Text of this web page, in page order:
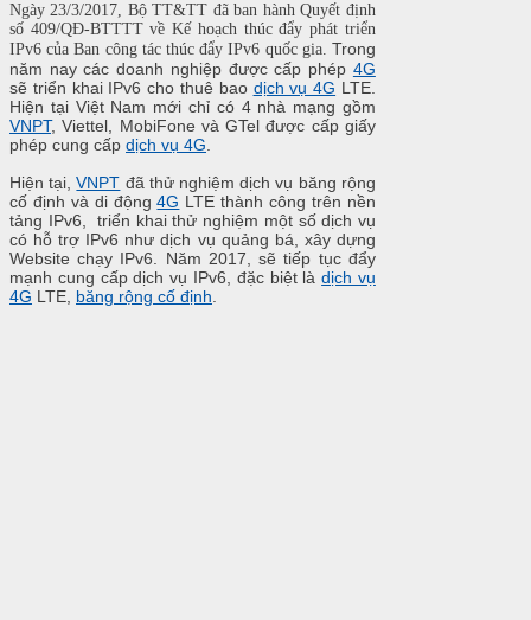
Ngày 23/3/2017, Bộ TT&TT đã ban hành Quyết định
số 409/QĐ-BTTTT về Kế hoạch thúc đẩy phát triển
IPv6 của Ban công tác thúc đẩy IPv6 quốc gia. Trong
năm nay các doanh nghiệp được cấp phép 4G
sẽ triển khai IPv6 cho thuê bao dịch vụ 4G LTE.
Hiện tại Việt Nam mới chỉ có 4 nhà mạng gồm
VNPT, Viettel, MobiFone và GTel được cấp giấy
phép cung cấp dịch vụ 4G
Hiện tại,VNPT đã thử nghiệm dịch vụ băng rộng
cố định và di động4G LTE thành công trên nền
tảng IPv6, triển khai thử nghiệm một số dịch vụ
có hỗ trợ IPv6 như dịch vụ quảng bá, xây dựng
Website chạy IPv6. Năm 2017, sẽ tiếp tục đẩy
mạnh cung cấp dịch vụ IPv6, đặc biệt làdịch vụ
4G LTE, băng rộng cố định